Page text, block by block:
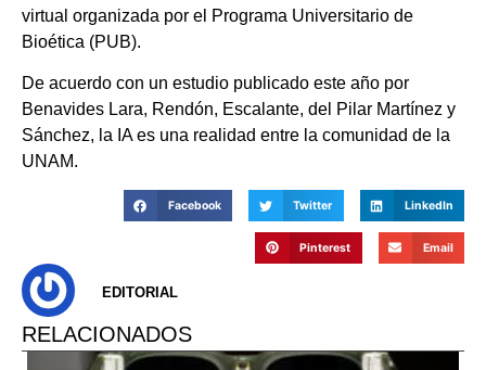
virtual organizada por el Programa Universitario de
Bioética (PUB).
De acuerdo con un estudio publicado este año por
Benavides Lara, Rendón, Escalante, del Pilar Martínez y
Sánchez, la IA es una realidad entre la comunidad de la
UNAM.
Facebook Twitter LinkedIn
Pinterest Email
EDITORIAL
RELACIONADOS